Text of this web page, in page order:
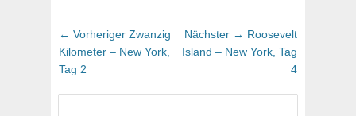
Beitragsnavigation
← Vorheriger Vorheriger
Beitrag:
Zwanzig
Kilometer – New York,
Tag 2
Nächster → Nächster
Beitrag:
Roosevelt
Island – New York, Tag
4